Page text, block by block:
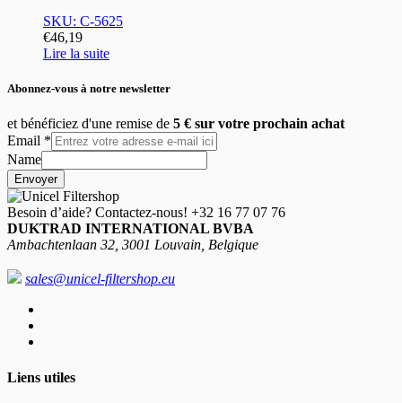
SKU: C-5625
€46,19
Lire la suite
Abonnez-vous à notre newsletter
et bénéficiez d'une remise de 5 € sur votre prochain achat
Email *
Name
Envoyer
Besoin d’aide? Contactez-nous! +32 16 77 07 76
DUKTRAD INTERNATIONAL BVBA
Ambachtenlaan 32, 3001 Louvain, Belgique
sales@unicel-filtershop.eu
Liens utiles